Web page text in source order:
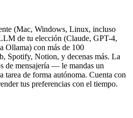
(Mac, Windows, Linux, incluso
de tu elección (Claude, GPT-4,
Ollama) con más de 100
Spotify, Notion, y decenas más. La
de mensajería — le mandas un
tarea de forma autónoma. Cuenta con
tus preferencias con el tiempo.